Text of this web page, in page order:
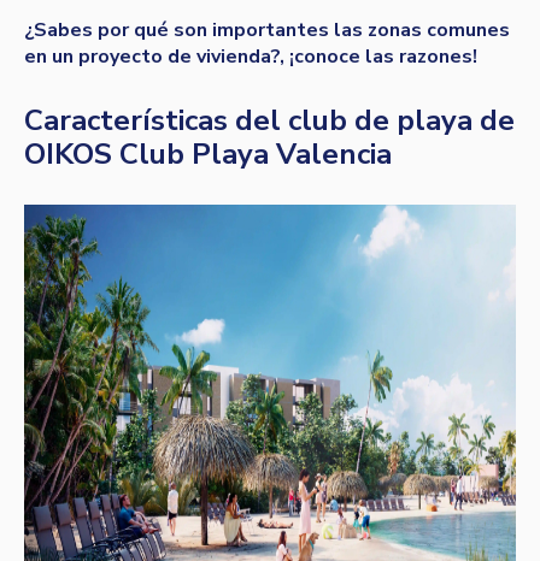
¿Sabes por qué son importantes las zonas comunes
en un proyecto de vivienda?, ¡conoce las razones!
Características del club de playa de
OIKOS Club Playa Valencia